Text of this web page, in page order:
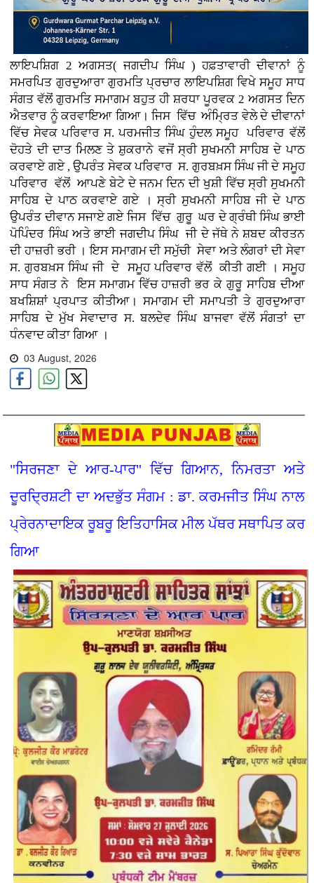
ਲਾਇਪਸ਼ਿਗ 2 ਅਗਸਤ( ਜਗਦੀਪ ਸਿੰਘ ) ਹਫ਼ਤਾਵਾਰੀ ਦੀਵਾਨਾਂ ਨੂੰ
ਸਮਰਪਿਤ ਗੁਰਦੁਆਰਾ ਗੁਰਮਤਿ ਪ੍ਰਚਾਰ ਲਾਇਪਸ਼ਿਗ ਵਿਖੇ ਸਮੂਹ ਸਾਧ
ਸੰਗਤ ਵੱਲੋਂ ਗੁਰਮਤਿ ਸਮਾਗਮ ਬਹੁਤ ਹੀ ਸ਼ਰਧਾ ਪੂਰਵਕ 2 ਅਗਸਤ ਦਿਨ
ਐਤਵਾਰ ਨੂੰ ਕਰਵਾਇਆ ਗਿਆ। ਜਿਸ ਵਿੱਚ ਅੰਮ੍ਰਿਤ ਵੇਲੇ ਦੇ ਦੀਵਾਨਾਂ
ਵਿੱਚ ਸੇਵਕ ਪਰਿਵਾਰ ਸ. ਪਰਮਜੀਤ ਸਿੰਘ ਹੁੰਦਲ ਸਮੂਹ ਪਰਿਵਾਰ ਵੱਲੋਂ
ਦੋਹਤੇ ਦੀ ਦਾਤ ਮਿਲਣ ਤੇ ਸ਼ੁਕਰਾਨੇ ਵਜੋਂ ਸ੍ਰੀ ਸੁਖਮਨੀ ਸਾਹਿਬ ਦੇ ਪਾਠ
ਕਰਵਾਏ ਗਏ , ਉਪਰੰਤ ਸੇਵਕ ਪਰਿਵਾਰ ਸ. ਗੁਰਬਖ਼ਸ ਸਿੰਘ ਜੀ ਦੇ ਸਮੂਹ
ਪਰਿਵਾਰ ਵੱਲੋਂ ਆਪਣੇ ਬੇਟੇ ਦੇ ਜਨਮ ਦਿਨ ਦੀ ਖੁਸ਼ੀ ਵਿੱਚ ਸ੍ਰੀ ਸੁਖਮਨੀ
ਸਾਹਿਬ ਦੇ ਪਾਠ ਕਰਵਾਏ ਗਏ । ਸ੍ਰੀ ਸੁਖਮਨੀ ਸਾਹਿਬ ਜੀ ਦੇ ਪਾਠ
ਉਪਰੰਤ ਦੀਵਾਨ ਸਜਾਏ ਗਏ ਜਿਸ ਵਿੱਚ ਗੁਰੂ ਘਰ ਦੇ ਗ੍ਰੰਥੀ ਸਿੰਘ ਭਾਈ
ਪੋਪਿੰਦਰ ਸਿੰਘ ਅਤੇ ਭਾਈ ਜਗਦੀਪ ਸਿੰਘ ਜੀ ਦੇ ਜੱਥੇ ਨੇ ਸ਼ਬਦ ਕੀਰਤਨ
ਦੀ ਹਾਜ਼ਰੀ ਭਰੀ । ਇਸ ਸਮਾਗਮ ਦੀ ਸਮੁੱਚੀ ਸੇਵਾ ਅਤੇ ਲੰਗਰਾਂ ਦੀ ਸੇਵਾ
ਸ. ਗੁਰਬਖ਼ਸ ਸਿੰਘ ਜੀ ਦੇ ਸਮੂਹ ਪਰਿਵਾਰ ਵੱਲੋਂ ਕੀਤੀ ਗਈ । ਸਮੂਹ
ਸਾਧ ਸੰਗਤ ਨੇ ਇਸ ਸਮਾਗਮ ਵਿੱਚ ਹਾਜ਼ਰੀ ਭਰ ਕੇ ਗੁਰੂ ਸਾਹਿਬ ਦੀਆ
ਬਖਸ਼ਿਸ਼ਾਂ ਪ੍ਰਪਾਤ ਕੀਤੀਆ। ਸਮਾਗਮ ਦੀ ਸਮਾਪਤੀ ਤੇ ਗੁਰਦੁਆਰਾ
ਸਾਹਿਬ ਦੇ ਮੁੱਖ ਸੇਵਾਦਾਰ ਸ. ਬਲਦੇਵ ਸਿੰਘ ਬਾਜਵਾ ਵੱਲੋਂ ਸੰਗਤਾਂ ਦਾ
ਧੰਨਵਾਦ ਕੀਤਾ ਗਿਆ ।
03 August, 2026
"ਸਿਰਜਣਾ ਦੇ ਆਰ-ਪਾਰ" ਵਿੱਚ ਗਿਆਨ, ਨਿਮਰਤਾ ਅਤੇ
ਦੂਰਦ੍ਰਿਸ਼ਟੀ ਦਾ ਅਦਭੁੱਤ ਸੰਗਮ : ਡਾ. ਕਰਮਜੀਤ ਸਿੰਘ ਨਾਲ
ਪ੍ਰੇਰਨਾਦਾਇਕ ਰੂਬਰੂ ਇਤਿਹਾਸਿਕ ਮੀਲ ਪੱਥਰ ਸਥਾਪਿਤ ਕਰ
ਗਿਆ